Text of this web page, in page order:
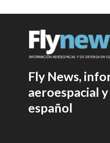
Fly News,
aeroespacial
español